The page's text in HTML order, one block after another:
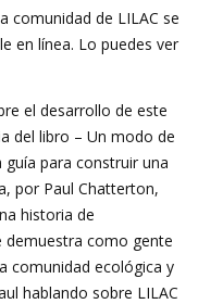
comunidad de LILAC se
en línea. Lo puedes ver
el desarrollo de este
del libro – Un modo de
para construir una
por Paul Chatterton,
historia de
demuestra como gente
comunidad ecológica y
hablando sobre LILAC